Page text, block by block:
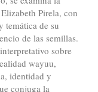
Pirela, con
temática de su
de las semillas.
sobre
wayuu,
identidad y
conjuga la